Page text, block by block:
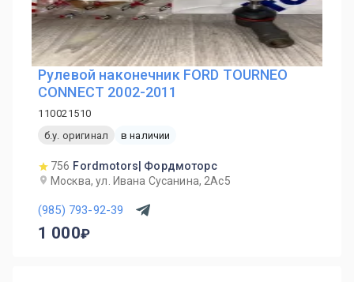
Рулевой наконечник FORD TOURNEO
CONNECT 2002-2011
110021510
б.у. оригинал
в наличии
756 Fordmotors| Фордмоторс
Москва, ул. Ивана Сусанина, 2Ас5
(985) 793-92-39
1 000